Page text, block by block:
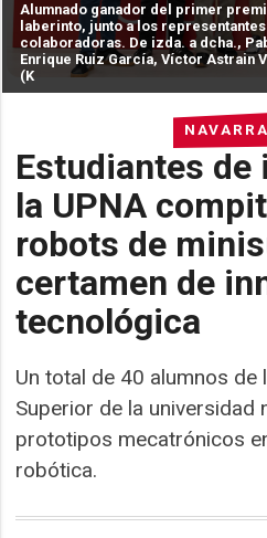
Estudiantes de
la UPNA
robots de
certamen de
tecnológica
Un total de 40 alumnos de
Superior de la universidad
prototipos mecatrónicos
robótica.
Alumnado ganador del primer
laberinto, junto a los
colaboradoras. De izda. a dcha.,
Enrique Ruiz García, Víctor Astrain
(K